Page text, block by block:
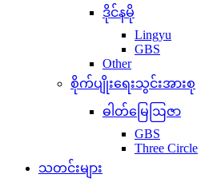
ဒိုင်နမို
Lingyu
GBS
Other
စိုက်ပျိုးရေးသွင်းအားစု
ဓါတ်မြေဩဇာ
GBS
Three Circle
သတင်းများ